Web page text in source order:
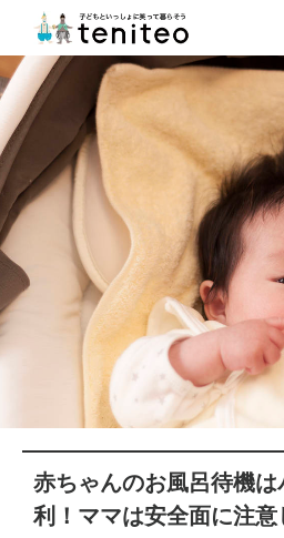
赤ちゃんのお風呂待機
利！ママは安全面に注意